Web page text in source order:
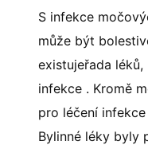
S infekce
může být
existujeřada
infekce . Kromě
pro léčení
Bylinné léky byly